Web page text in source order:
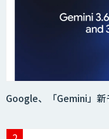
Google、「Gemini」